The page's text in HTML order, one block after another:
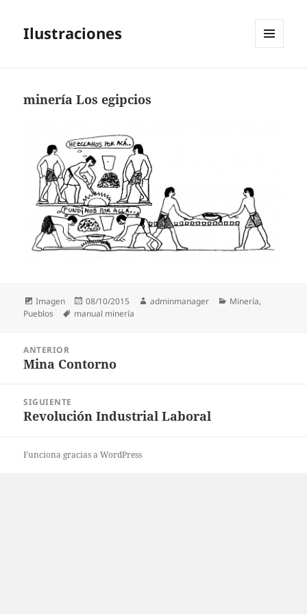
Ilustraciones
minería Los egipcios
Formato
Imagen
Publicado
el
08/10/2015 Autor
adminmanager Categorías
Minería,
Pueblos
Etiquetas
manual minería
entradas
ANTERIOR
Entrada
Mina Contorno
SIGUIENTE
Entrada
Revolución Industrial Laboral
Funciona gracias a WordPress